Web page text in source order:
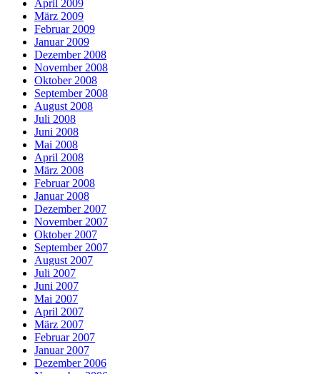
April 2009
März 2009
Februar 2009
Januar 2009
Dezember 2008
November 2008
Oktober 2008
September 2008
August 2008
Juli 2008
Juni 2008
Mai 2008
April 2008
März 2008
Februar 2008
Januar 2008
Dezember 2007
November 2007
Oktober 2007
September 2007
August 2007
Juli 2007
Juni 2007
Mai 2007
April 2007
März 2007
Februar 2007
Januar 2007
Dezember 2006